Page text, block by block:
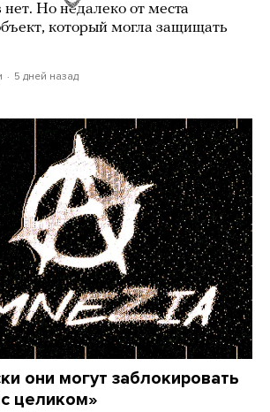
нет. Но недалеко от места
который могла защищать
5 дней назад
они могут заблокировать
целиком»